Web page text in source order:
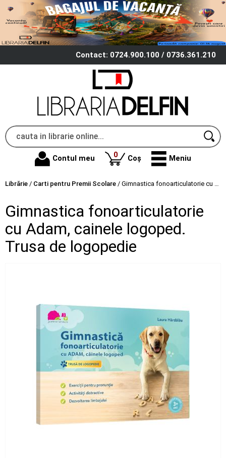
Contact: 0724.900.100 / 0736.361.210
Contul meu 0produse
Coș Meniu
Librărie / Carti pentru Premii Scolare / Gimnastica fonoarticulatorie cu Adam, cainele logoped. Trusa de logopedie
Gimnastica fonoarticulatorie
cu Adam, cainele logoped.
Trusa de logopedie